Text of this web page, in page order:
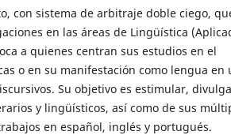
con sistema de arbitraje doble ciego,
en las áreas de Lingüística
a quienes centran sus estudios en el
o en su manifestación como lengua en
Su objetivo es estimular,
y lingüísticos, así como de sus
en español, inglés y portugués.